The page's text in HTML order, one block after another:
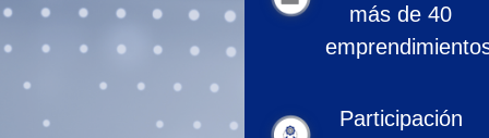
más de 40
Participación